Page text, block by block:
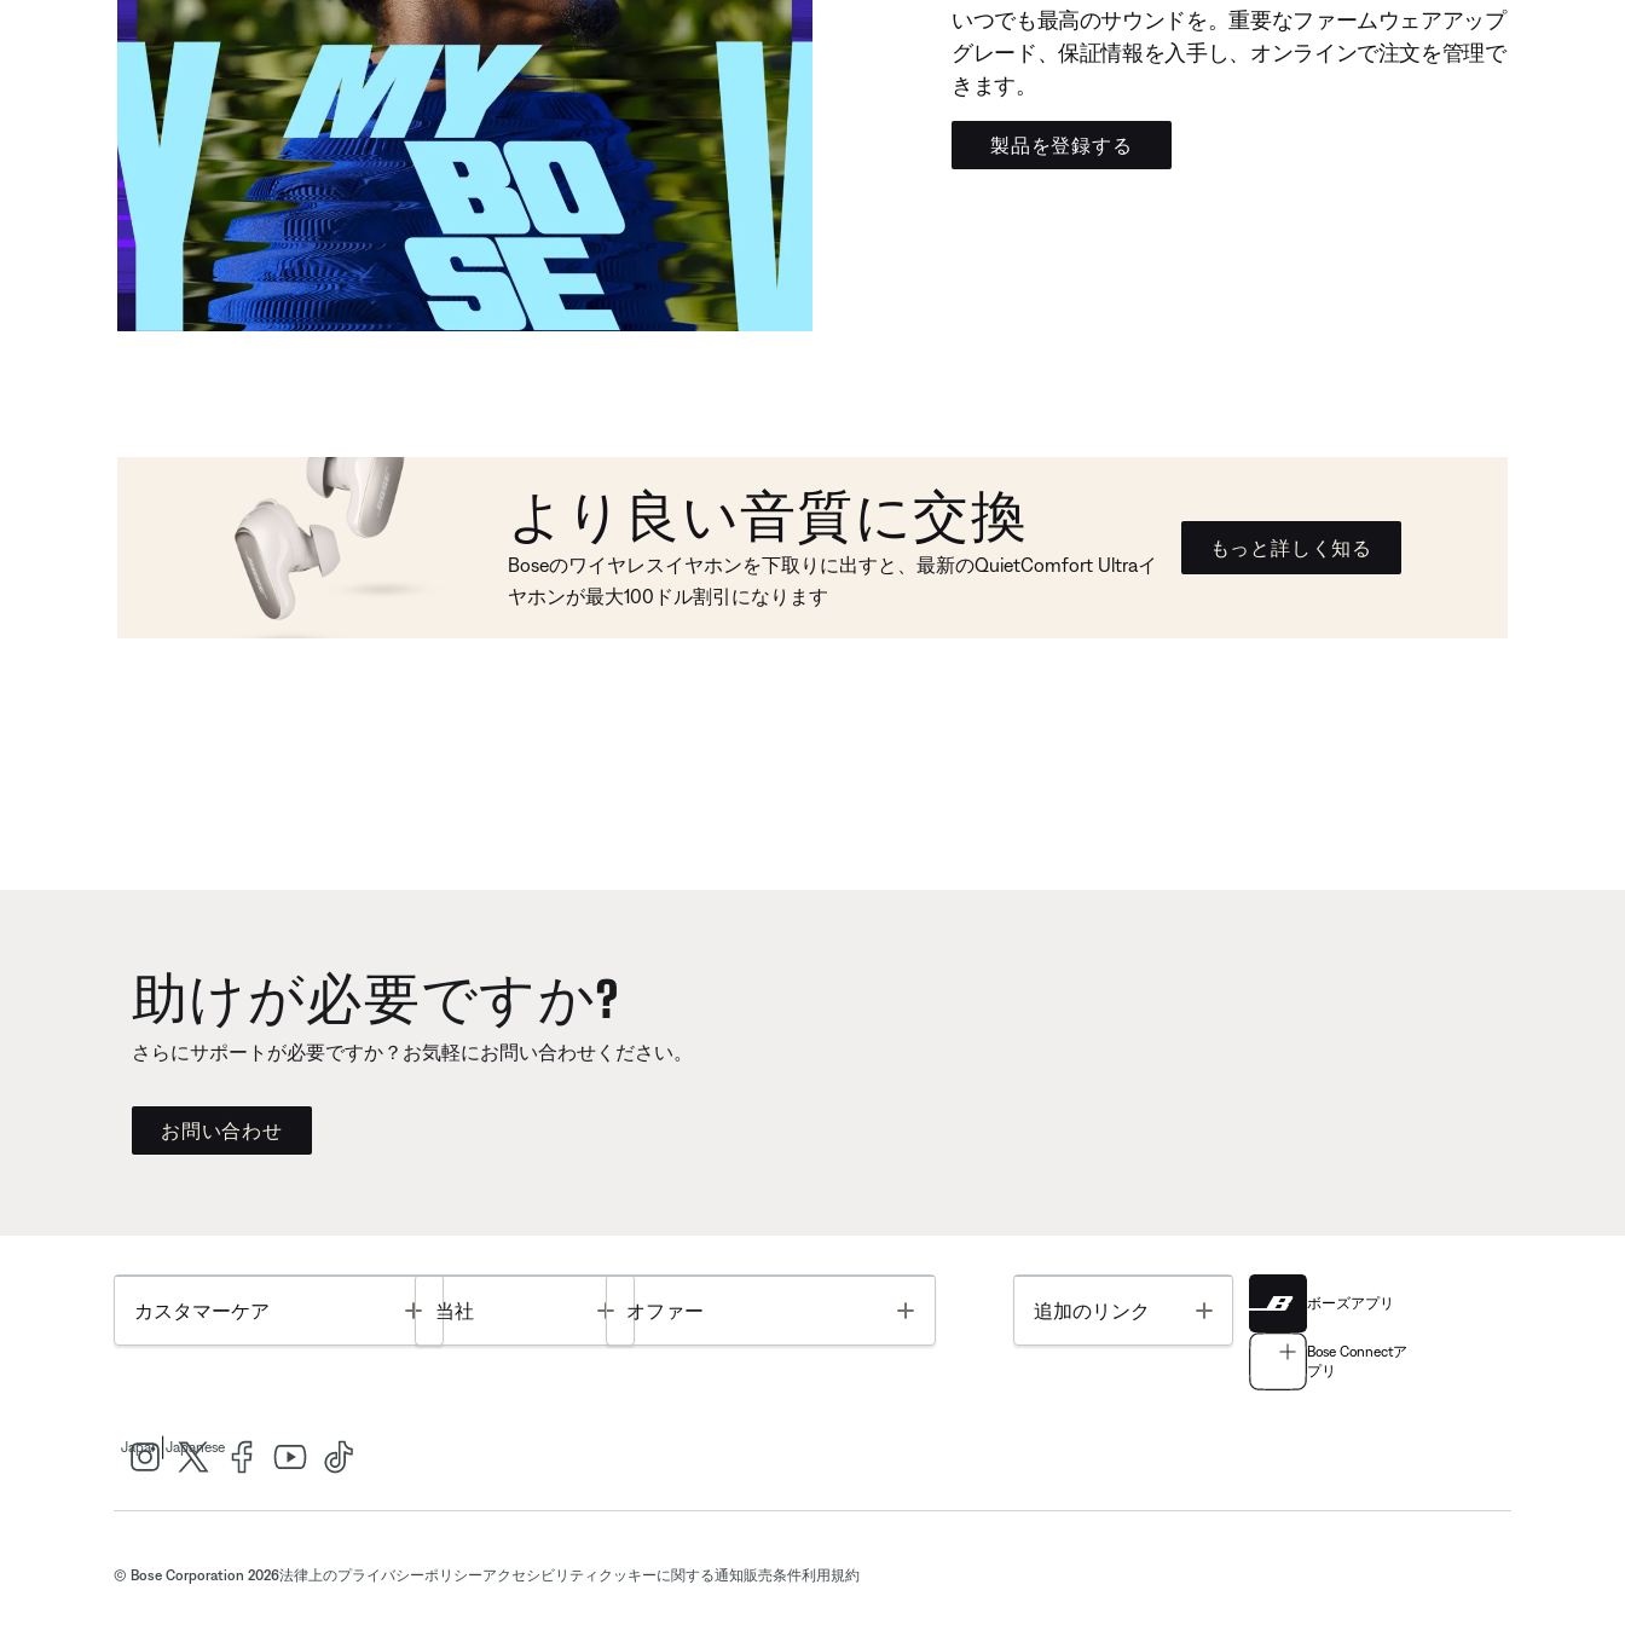
いつでも最高のサウンドを。重要なファームウェアアップ
グレード、保証情報を入手し、オンラインで注文を管理で
きます。
製品を登録する
より良い音質に交換
Boseのワイヤレスイヤホンを下取りに出すと、最新のQuietComfort Ultraイ
ヤホンが最大100ドル割引になります
もっと詳しく知る
助けが必要ですか?
さらにサポートが必要ですか？お気軽にお問い合わせください。
お問い合わせ
カスタマーケア Toggle
当社 Toggle
オファー Toggle 追加のリンク Toggle ボーズアプリ
Bose Connectア
プリ
Japan Japanese
© Bose Corporation 2026法律上のプライバシーポリシーアクセシビリティ クッキーに関する通知販売条件利用規約